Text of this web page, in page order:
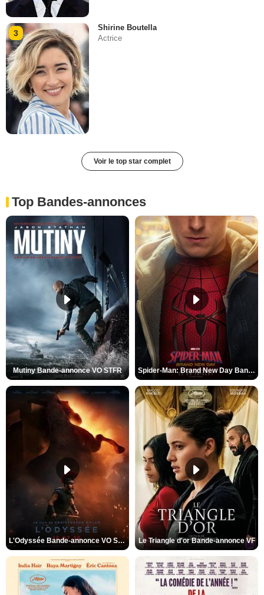
3
Shirine Boutella
Actrice
Voir le top star complet
Top Bandes-annonces
Mutiny Bande-annonce VO STFR Spider-Man: Brand New Day Bande-annonce VO STFR
L'Odyssée Bande-annonce VO STFR Le Triangle d'or Bande-annonce VF